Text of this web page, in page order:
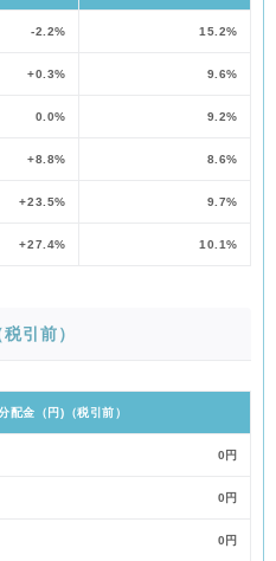
-2.2% 15.2%
+0.3% 9.6%
0.0% 9.2%
+8.8% 8.6%
+23.5% 9.7%
+27.4% 10.1%
引前）
配金（円)（税引前）
0円
0円
0円
の「ファンドの費用・税金」をご